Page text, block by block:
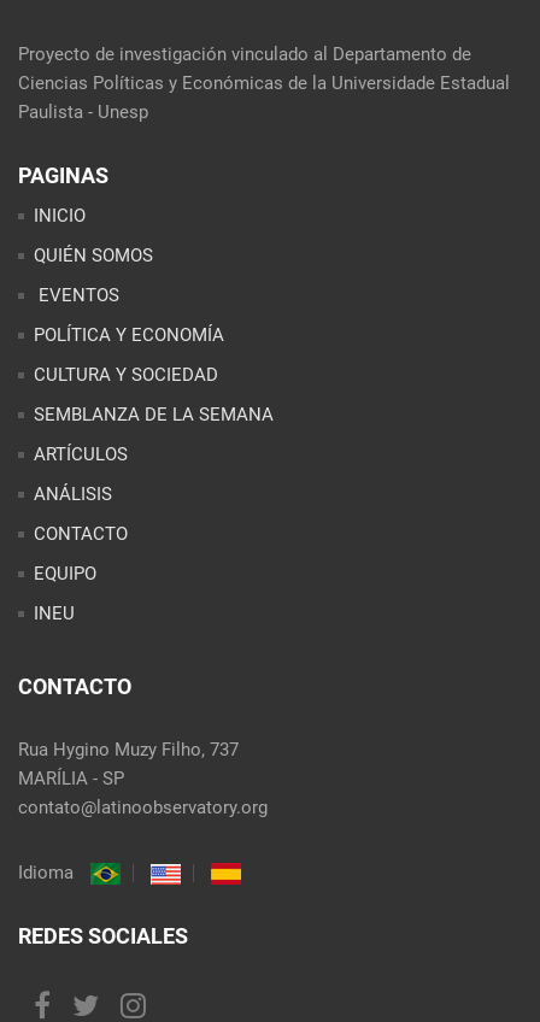
Proyecto de investigación vinculado al Departamento de
Ciencias Políticas y Económicas de la Universidade Estadual
Paulista - Unesp
PAGINAS
INICIO
QUIÉN SOMOS
EVENTOS
POLÍTICA Y ECONOMÍA
CULTURA Y SOCIEDAD
SEMBLANZA DE LA SEMANA
ARTÍCULOS
ANÁLISIS
CONTACTO
EQUIPO
INEU
CONTACTO
Rua Hygino Muzy Filho, 737
MARÍLIA - SP
contato@latinoobservatory.org
Idioma
REDES SOCIALES